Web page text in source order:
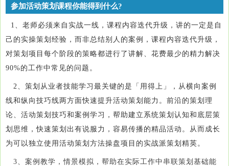
参加活动策划课程你能得到什么?
1、老师必须来自实战一线，课程内容迭代升级，讲的一定是自
己的实操策划经验，而非总结别人的案例，课程内容迭代升级，
对策划项目每个阶段的策略都进行了讲解、花费最少的精力解决
90%的工作中常见的问题。
2、策划从业者技能学习最关键的是「用得上」，从横向案例
线和纵向技巧线两方面快速提升活动策划能力。前沿的策划理
论、活动策划技巧和案例学习，帮助建立系统策划认知和底层策
划思维，快速策划出有说服力，容易传播的精品活动。从而成长
为可以独立使用活动策划方法操盘项目的实战派策划精英。
3、案例教学，情景模拟，帮助在实际工作中串联策划基础能